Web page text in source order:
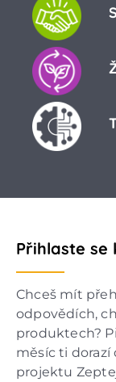
Přihlaste se
Chceš mít
odpovědích,
produktech?
měsíc ti dorazí
projektu